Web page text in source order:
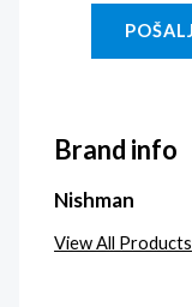
Brand info
Nishman
View All Products